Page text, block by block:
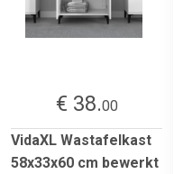
€ 38.00
VidaXL Wastafelkast
58x33x60 cm bewerkt